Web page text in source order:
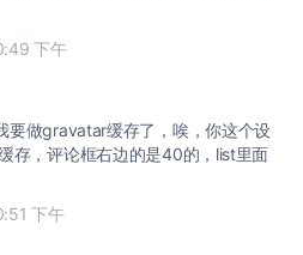
下午
要做gravatar缓存了，唉，你这个设
存，评论框右边的是40的，list里面
下午